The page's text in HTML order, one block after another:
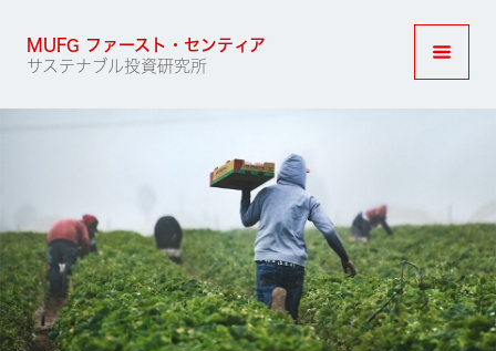
MUFG ファースト・センティア
サステナブル投資研究所 ナビゲ